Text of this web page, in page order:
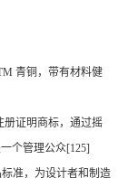
青铜，带有材料健
册证明商标，通过摇
个管理公众[125]
标准，为设计者和制造